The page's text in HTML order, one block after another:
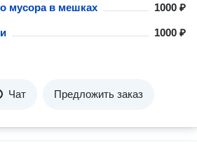
мусора в мешках 1000 ₽
1000 ₽
Чат Предложить заказ